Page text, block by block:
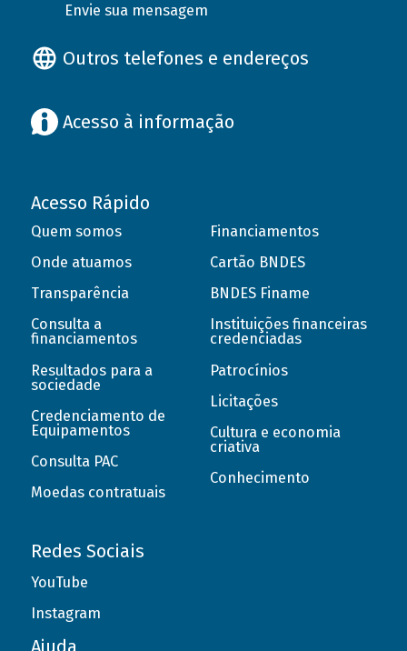
Envie sua mensagem
Outros telefones e endereços
Acesso à informação
Acesso Rápido
Quem somos
Onde atuamos
Transparência
Consulta a
financiamentos
Resultados para a
sociedade
Credenciamento de
Equipamentos
Consulta PAC
Moedas contratuais
Financiamentos
Cartão BNDES
BNDES Finame
Instituições financeiras
credenciadas
Patrocínios
Licitações
Cultura e economia
criativa
Conhecimento
Redes Sociais
YouTube
Instagram
Ajuda